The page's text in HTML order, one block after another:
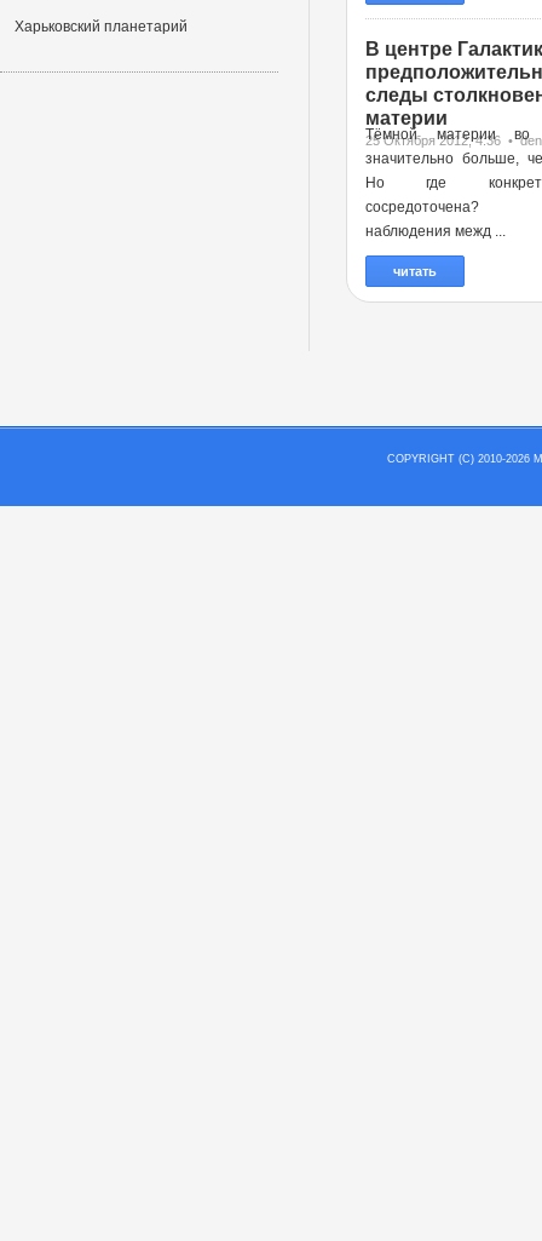
В центре
следы
материи
25 Октября 2012, 4:36 • den
Тёмной материи во
значительно больше,
Но где
наблюдения межд ...
читать
Харьковский планетарий
COPYRIGHT (C) 2010-